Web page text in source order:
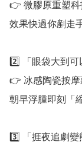
👉 微膠原重塑科
效果快過你剷走
2️⃣ 「眼袋大到可
👉 冰感陶瓷按摩
朝早浮腫即刻「
3️⃣ 「捱夜追劇變